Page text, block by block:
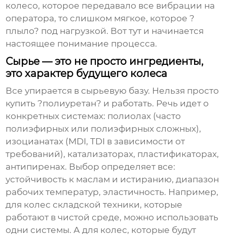
колесо, которое передавало все вибрации на
оператора, то слишком мягкое, которое ?
плыло? под нагрузкой. Вот тут и начинается
настоящее понимание процесса.
Сырье — это не просто ингредиенты,
это характер будущего колеса
Все упирается в сырьевую базу. Нельзя просто
купить ?полиуретан? и работать. Речь идет о
конкретных системах: полиолах (часто
полиэфирных или полиэфирных сложных),
изоцианатах (MDI, TDI в зависимости от
требований), катализаторах, пластификаторах,
антипиренах. Выбор определяет все:
устойчивость к маслам и истиранию, диапазон
рабочих температур, эластичность. Например,
для колес складской техники, которые
работают в чистой среде, можно использовать
одни системы. А для колес, которые будут